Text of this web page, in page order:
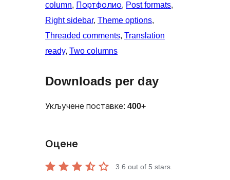
column, Портфолио, Post formats
Right sidebar, Theme options
Threaded comments, Translation
ready, Two columns
Downloads per day
Укључене поставке: 400+
Оцене
3.6 out of 5 stars.